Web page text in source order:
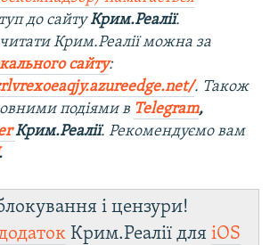
до сайтуКрим.Реалії.
Крим.Реалії можна за
сайту:
. Також
подіями в Telegram,
Крим.Реалії. Рекомендуємо вам
і цензури!
Крим.Реалії для iOS